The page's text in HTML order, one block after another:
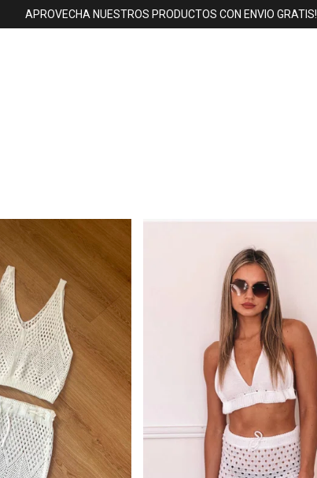
APROVECHA NUESTROS PRODUCTOS CON ENVIO GRATIS!